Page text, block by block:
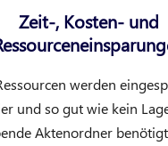
Zeit-, Kosten- und
werden
und so gut wie kein
Aktenordner